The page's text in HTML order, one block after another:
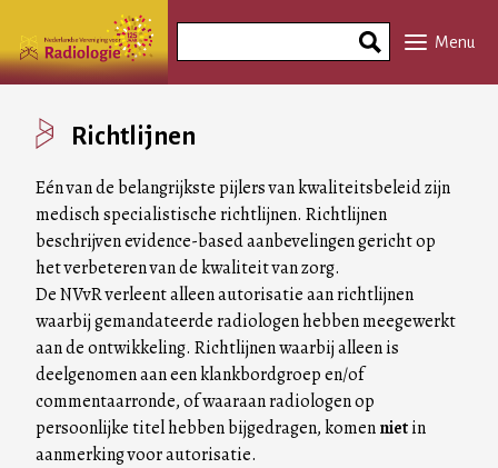
naar
inhoud
Phrase
Menu
Richtlijnen
Eén van de belangrijkste pijlers van kwaliteitsbeleid zijn
medisch specialistische richtlijnen. Richtlijnen
beschrijven evidence-based aanbevelingen gericht op
het verbeteren van de kwaliteit van zorg.
De NVvR verleent alleen autorisatie aan richtlijnen
waarbij gemandateerde radiologen hebben meegewerkt
aan de ontwikkeling. Richtlijnen waarbij alleen is
deelgenomen aan een klankbordgroep en/of
commentaarronde, of waaraan radiologen op
persoonlijke titel hebben bijgedragen, komennietin
aanmerking voor autorisatie.